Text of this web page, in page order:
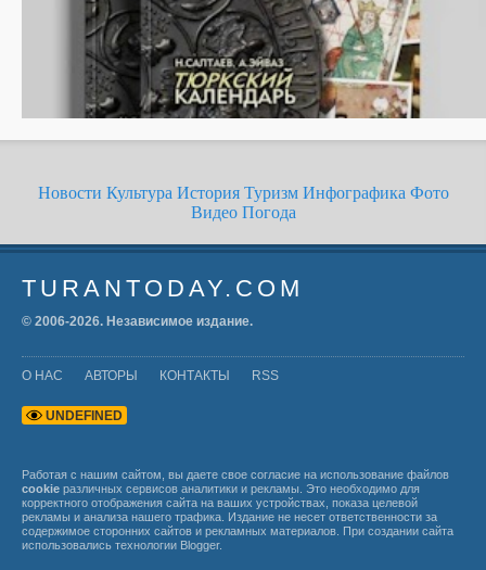
Новости Культура История Туризм Инфографика Фото
Видео Погода
TURANTODAY.COM
© 2006-2026. Независимое издание.
О НАС АВТОРЫ КОНТАКТЫ RSS
U N DEF N ED
Работая с нашим сайтом, вы даете свое согласие на использование файлов
cookie различных сервисов аналитики и рекламы. Это необходимо для
корректного отображения сайта на ваших устройствах, показа целевой
рекламы и анализа нашего трафика. Издание не несет ответственности за
содержимое сторонних сайтов и рекламных материалов. При создании сайта
использовались технологии Blogger.